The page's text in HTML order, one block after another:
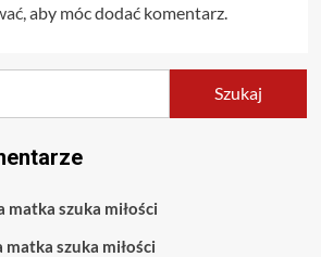
, aby móc dodać komentarz.
matka szuka miłości
matka szuka miłości